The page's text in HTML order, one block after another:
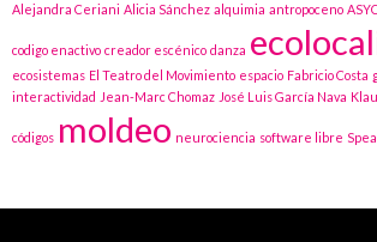
Alejandra Ceriani Alicia Sánchez alquimia antropoceno
codigo enactivo creador escénico danza
ecosistemas El Teatro del Movimiento espacio Fabricio Costa
interactividad Jean-Marc Chomaz José Luis García Nava
códigos moldeo neurociencia software libre